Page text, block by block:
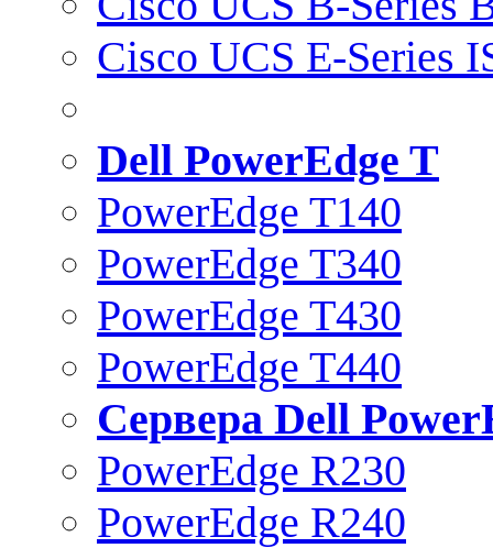
Cisco UCS E-Series
Dell PowerEdge T
PowerEdge T140
PowerEdge T340
PowerEdge T430
PowerEdge T440
Сервера Dell
PowerEdge R230
PowerEdge R240